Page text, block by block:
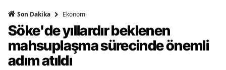
Son Dakika Ekonomi
Söke'de yıllardır beklenen
mahsuplaşma sürecinde önemli
adım atıldı